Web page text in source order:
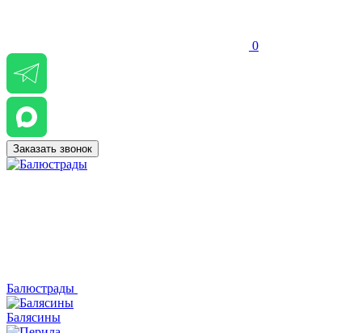
0
Заказать звонок
Балюстрады
Балясины